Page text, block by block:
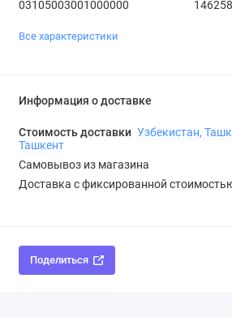
03105003001000000
Все характеристики
Информация о доставке
Стоимость доставки Узбекистан,
Ташкент
Самовывоз из магазина
Доставка с фиксированной
Поделиться